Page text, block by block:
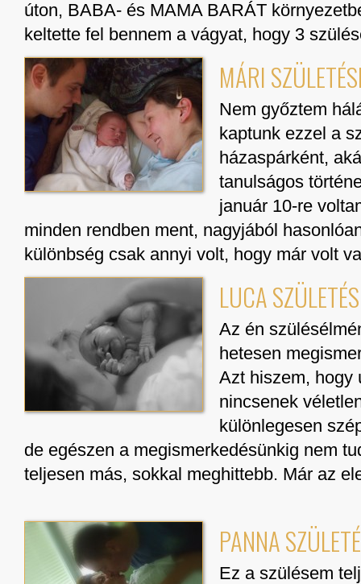
úton, BABA- és MAMA BARÁT
keltette fel bennem a vágyat, hogy 3
MÁRI
Nem győztem
kaptunk ezzel a
házaspárként,
tanulságos
január 10-re
minden rendben ment, nagyjából
különbség csak annyi volt, hogy már volt
LUCA
Az én
hetesen
Azt hiszem, hogy
nincsenek
különlegesen
de egészen a megismerkedésünkig nem
teljesen más, sokkal meghittebb. Már az
PANNA
Ez a szülésem